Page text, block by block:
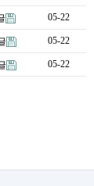
05-22
05-22
05-22